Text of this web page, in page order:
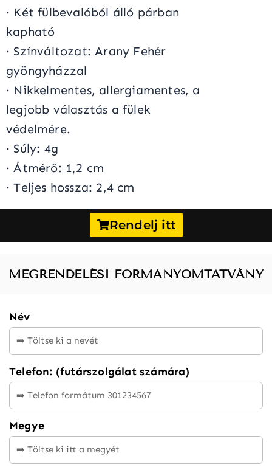
· Két fülbevalóból álló párban
kapható
· Színváltozat: Arany Fehér
gyöngyházzal
· Nikkelmentes, allergiamentes, a
legjobb választás a fülek
védelmére.
· Súly: 4g
· Átmérő: 1,2 cm
· Teljes hossza: 2,4 cm
Rendelj itt
MEGRENDELÉSI FORMANYOMTATVÁNY
Név
Telefon: (futárszolgálat számára)
Megye